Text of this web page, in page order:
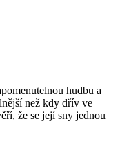
hudbu a
než kdy dřív ve
že se její sny jednou